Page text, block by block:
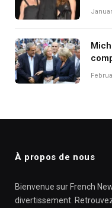
À propos de nous
Bienvenue sur French
divertissement.